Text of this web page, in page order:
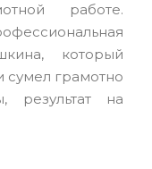
работе.
который
сумел грамотно
результат на